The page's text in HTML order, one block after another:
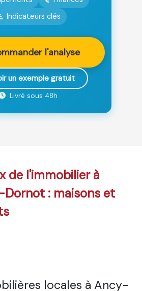
Indicateurs clés
l'analyse
un exemple gratuit
Livré sous 48h
de l'immobilier à
: maisons et
locales à Ancy-